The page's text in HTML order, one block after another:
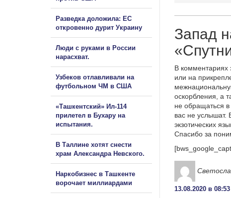
Запад
В комментариях
или на
оскорбления, а
не обращаться
вас не услышат.
экзотических
Спасибо за
13.08.2020 в 08:53
Разведка доложила: ЕС
откровенно дурит Украину
Люди с руками в России
нарасхват.
Узбеков отлавливали на
футбольном ЧМ в США
«Ташкентский» Ил-114
прилетел в Бухару на
испытания.
В Таллине хотят снести
храм Александра Невского.
Наркобизнес в Ташкенте
ворочает миллиардами